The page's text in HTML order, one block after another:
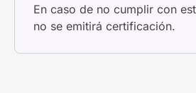
En caso de no cumplir con
no se emitirá certificación.